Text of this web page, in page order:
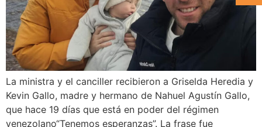
La ministra y el canciller recibieron a Griselda Heredia y
Kevin Gallo, madre y hermano de Nahuel Agustín Gallo,
que hace 19 días que está en poder del régimen
venezolano“Tenemos esperanzas”. La frase fue